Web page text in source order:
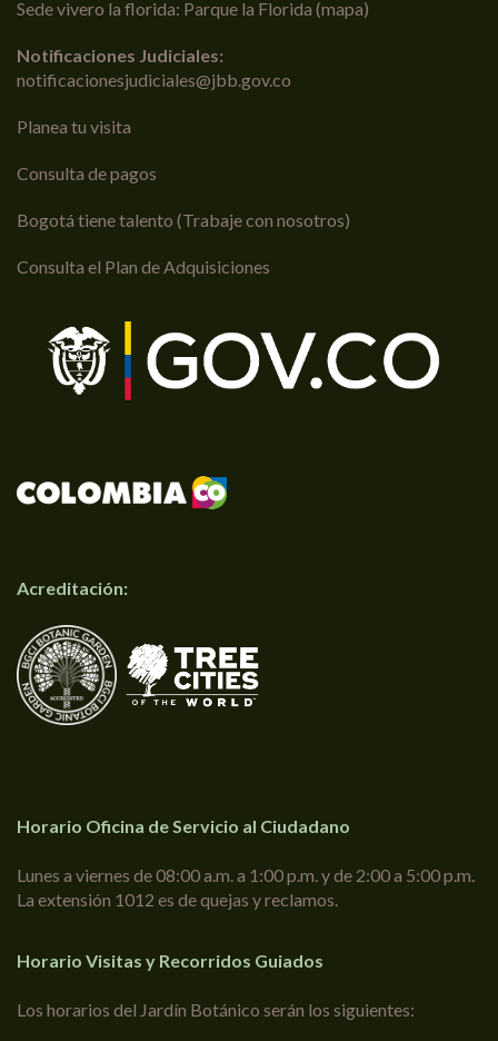
Sede vivero la florida: Parque la Florida (mapa)
Notificaciones Judiciales:
notificacionesjudiciales@jbb.gov.co
Planea tu visita
Consulta de pagos
Bogotá tiene talento (Trabaje con nosotros)
Consulta el Plan de Adquisiciones
Acreditación:
Horario Oficina de Servicio al Ciudadano
Lunes a viernes de 08:00 a.m. a 1:00 p.m. y de 2:00 a 5:00 p.m.
La extensión 1012 es de quejas y reclamos.
Horario Visitas y Recorridos Guiados
Los horarios del Jardín Botánico serán los siguientes: